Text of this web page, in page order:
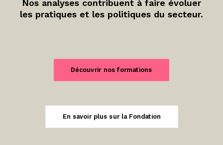
Nos analyses contribuent à faire évoluer
les pratiques et les politiques du secteur.
Découvrir nos formations
En savoir plus sur la Fondation